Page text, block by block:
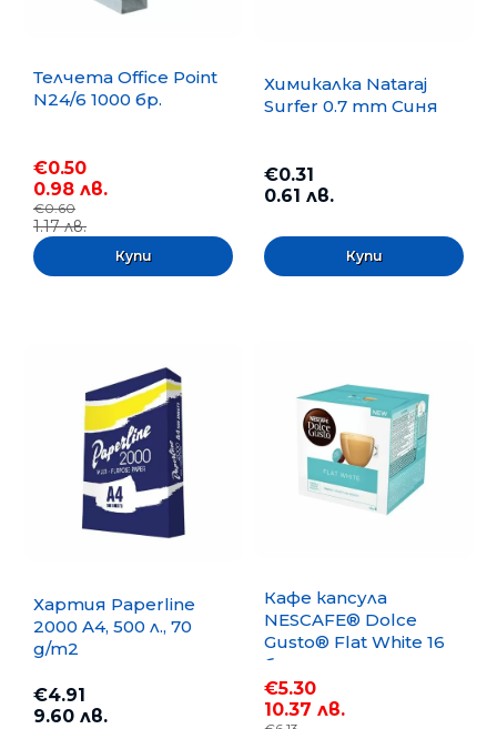
Телчета Office Point
N24/6 1000 бр.
€0.50
0.98 лв.
€0.60
1.17 лв.
Химикалка Nataraj
Surfer 0.7 mm Синя
€0.31
0.61 лв.
Хартия Paperline
2000 A4, 500 л., 70
g/m2
€4.91
9.60 лв.
Кафе капсула
NESCAFE® Dolce
Gusto® Flat White 16
бр.
€5.30
10.37 лв.